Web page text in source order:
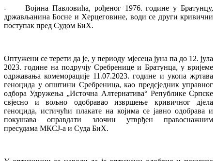
- Војина Павловића, рођеног 1976. године у Братунцу,
држављанина Босне и Херцеговине, води се други кривични
поступак пред Судом БиХ.
Оптужени се терети да је, у периоду мјесеца јуна па до 12. јула
2023. године на подручју Сребренице и Братунца, у вријеме
одржавања комеморације 11.07.2023. године и укопа жртава
геноцида у општини Сребреница, као предсједник управног
одбора Удружења „Источна Алтернатива“ Републике Српске
свјесно и вољно одобравао извршење кривичног дјела
геноцида, истичући плакате на којима се јавно одобрава и
покушава оправдати злочин утврђен правоснажним
пресудама МКСЈ-а и Суда БиХ.